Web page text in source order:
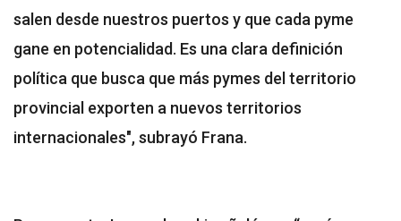
salen desde nuestros puertos y que cada pyme
gane en potencialidad. Es una clara definición
política que busca que más pymes del territorio
provincial exporten a nuevos territorios
internacionales", subrayó Frana.